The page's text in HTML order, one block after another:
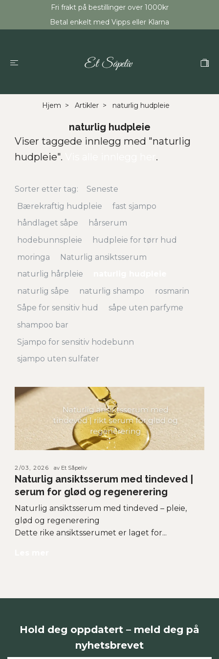
Fri frakt på bestillinger over 1000kr
Betal enkelt med Vipps eller Klarna
Hjem Artikler naturlig hudpleie
naturlig hudpleie
Viser taggede innlegg med "naturlig
hudpleie".
.
Sorter etter tag:
Seneste
Bærekraftig hudpleie
fast sjampo
håndlaget såpe
hårserum
hodebunnspleie
hudpleie for tørr hud
moringa
Naturlig ansiktsserum
naturlig hårpleie
naturlig såpe
naturlig shampo
rosmarin
Såpe for sensitiv hud
såpe uten parfyme
shampoo bar
Sjampo for sensitiv hodebunn
sjampo uten sulfater
2/03, 2026 av Et Såpeliv
Naturlig ansiktsserum med tindeved |
serum for glød og regenerering
Naturlig ansiktsserum med tindeved – pleie,
glød og regenerering
Dette rike ansiktsserumet er laget for...
Hold deg oppdatert – meld deg på
nyhetsbrevet